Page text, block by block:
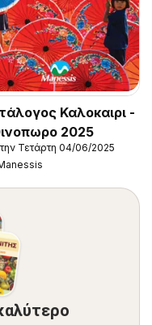
Καλοκαιρι -
2025
Τετάρτη 04/06/2025